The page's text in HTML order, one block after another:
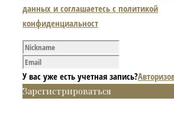
данных и соглашаетесь с политикой
конфиденциальност
У вас уже есть учетная запись?
Зарегистрироваться